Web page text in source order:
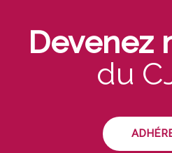
Devenez
du